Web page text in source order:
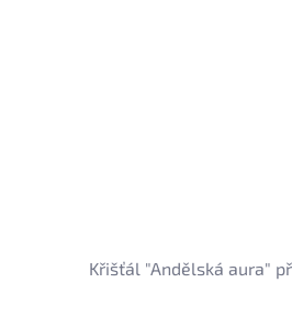
Křišťál "Andělská aura"